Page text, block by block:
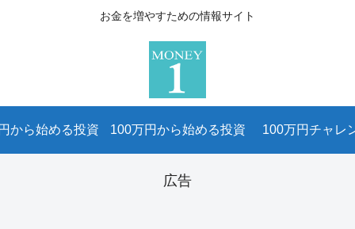
お金を増やすための情報サイト
から始める投資 100万円から始める投資 100万円チャレ
広告